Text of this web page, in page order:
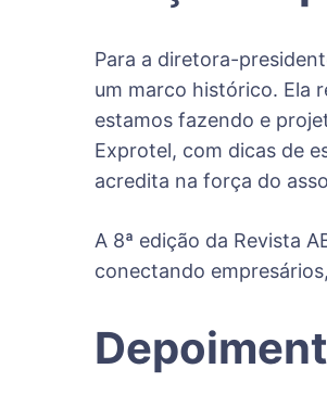
Para a diretora-
um marco histórico. Ela
estamos fazendo e
Exprotel, com dicas de
acredita na força do
A 8ª edição da Revista
conectando